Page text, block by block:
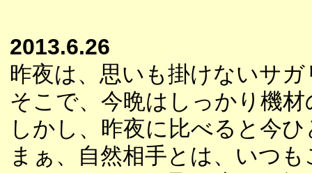
2013.6.26
昨夜は、思いも掛けないサ
そこで、今晩はしっかり機
しかし、昨夜に比べると今
まぁ、自然相手とは、いつ